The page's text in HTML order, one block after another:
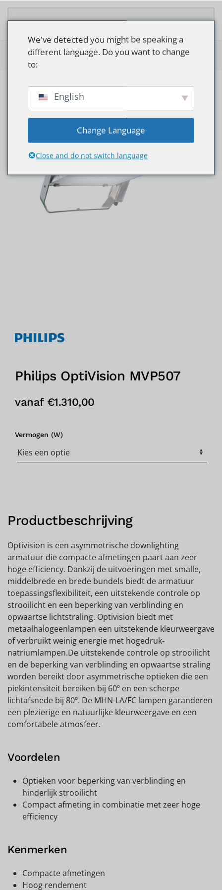
>Shop>Philips OptiVision MVP507
Philips OptiVision MVP507
vanaf €1.310,00
Vermogen (W)
Productbeschrijving
Optivision is een asymmetrische downlighting
armatuur die compacte afmetingen paart aan zeer
hoge efficiency. Dankzij de uitvoeringen met smalle,
middelbrede en brede bundels biedt de armatuur
toepassingsflexibiliteit, een uitstekende controle op
strooilicht en een beperking van verblinding en
opwaartse lichtstraling. Optivision biedt met
metaalhalogeenlampen een uitstekende kleurweergave
of verbruikt weinig energie met hogedruk-
natriumlampen.De uitstekende controle op strooilicht
en de beperking van verblinding en opwaartse straling
worden bereikt door asymmetrische optieken die een
piekintensiteit bereiken bij 60º en een scherpe
lichtafsnede bij 80º. De MHN-LA/FC lampen garanderen
een plezierige en natuurlijke kleurweergave en een
comfortabele atmosfeer.
Voordelen
Optieken voor beperking van verblinding en
hinderlijk strooilicht
Compact afmeting in combinatie met zeer hoge
efficiency
Kenmerken
Compacte afmetingen
Hoog rendement
We've detected you might be speaking a
different language. Do you want to change
to:
English
Change Language
Close and do not switch language